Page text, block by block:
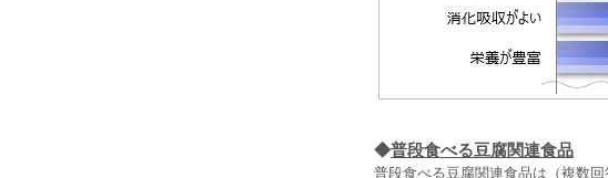
◆普段食べる豆腐関連食品
普段食べる豆腐関連食品は（複数